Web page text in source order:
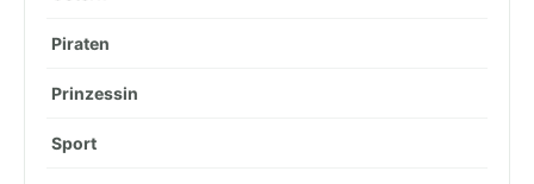
Piraten
Prinzessin
Sport